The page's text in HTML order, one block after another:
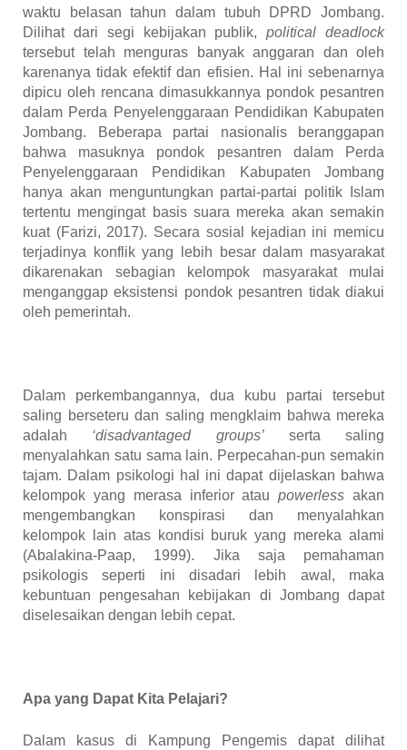
waktu belasan tahun dalam tubuh DPRD Jombang.
Dilihat dari segi kebijakan publik,political deadlock
tersebut telah menguras banyak anggaran dan oleh
karenanya tidak efektif dan efisien. Hal ini sebenarnya
dipicu oleh rencana dimasukkannya pondok pesantren
dalam Perda Penyelenggaraan Pendidikan Kabupaten
Jombang. Beberapa partai nasionalis beranggapan
bahwa masuknya pondok pesantren dalam Perda
Penyelenggaraan Pendidikan Kabupaten Jombang
hanya akan menguntungkan partai-partai politik Islam
tertentu mengingat basis suara mereka akan semakin
kuat (Farizi, 2017). Secara sosial kejadian ini memicu
terjadinya konflik yang lebih besar dalam masyarakat
dikarenakan sebagian kelompok masyarakat mulai
menganggap eksistensi pondok pesantren tidak diakui
oleh pemerintah.
Dalam perkembangannya, dua kubu partai tersebut
saling berseteru dan saling mengklaim bahwa mereka
adalah ‘disadvantaged groups’serta saling
menyalahkan satu sama lain. Perpecahan-pun semakin
tajam. Dalam psikologi hal ini dapat dijelaskan bahwa
kelompok yang merasa inferior ataupowerless akan
mengembangkan konspirasi dan menyalahkan
kelompok lain atas kondisi buruk yang mereka alami
(Abalakina-Paap, 1999). Jika saja pemahaman
psikologis seperti ini disadari lebih awal, maka
kebuntuan pengesahan kebijakan di Jombang dapat
diselesaikan dengan lebih cepat.
Apa yang Dapat Kita Pelajari?
Dalam kasus di Kampung Pengemis dapat dilihat